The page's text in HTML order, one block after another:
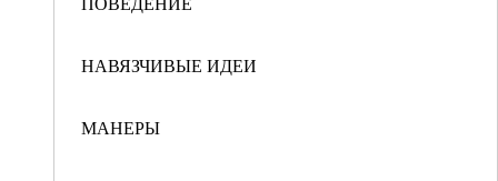
НАВЯЗЧИВЫЕ ИДЕИ
МАНЕРЫ